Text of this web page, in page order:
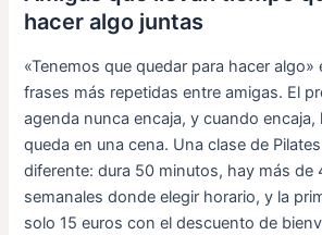
hacer algo juntas
«Tenemos que quedar para hacer algo»
frases más repetidas entre amigas. El
agenda nunca encaja, y cuando encaja,
queda en una cena. Una clase de
diferente: dura 50 minutos, hay más de
semanales donde elegir horario, y la
solo 15 euros con el descuento de